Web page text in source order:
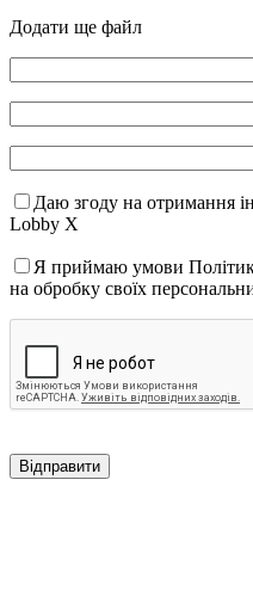
Додати ще файл
Даю згоду на отримання
Lobby X
Я приймаю умови
на обробку своїх